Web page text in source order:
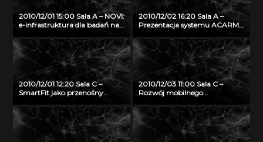
2010/12/01 15:00 Sala A – NOVI:
e-infrastruktura dla badań nad
2010/12/02 16:20 Sala A –
Prezentacja systemu ACARM-
2010/12/01 12:20 Sala C –
SmartFit jako przenośny
predykcji oraz planowania
treningu wspomagającego
zdrowy tryb życia
2010/12/03 11:00 Sala C –
Rozwój mobilnego
turystycznego